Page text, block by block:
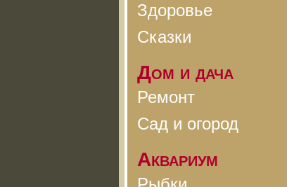
Здоровье
Сказки
Дом и дача
Ремонт
Сад и огород
Аквариум